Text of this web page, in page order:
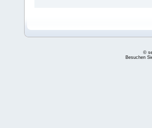
©
Besuchen